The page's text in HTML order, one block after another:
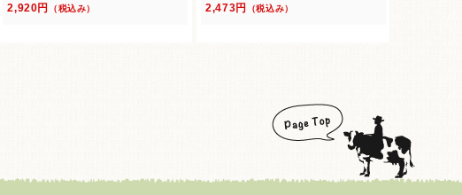
2,920円
（税込み）
2,473円
（税込み）